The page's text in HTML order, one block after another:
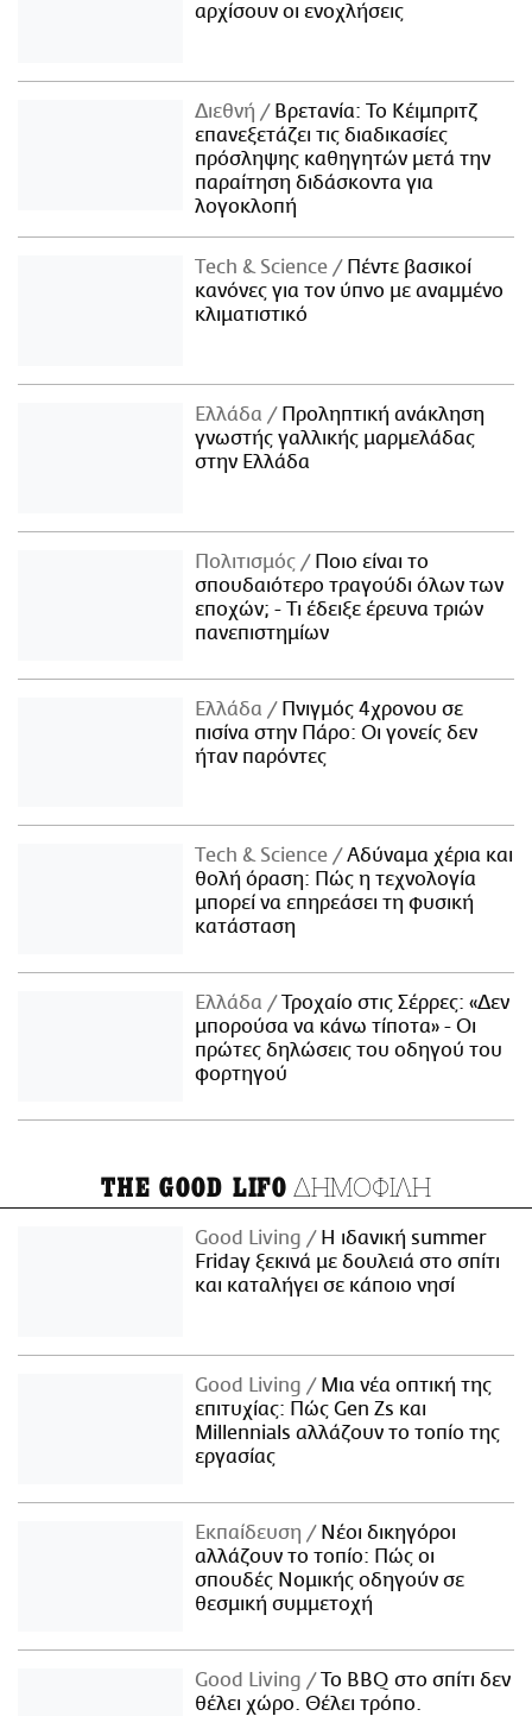
αρχίσουν οι ενοχλήσεις
Διεθνή
Βρετανία: Το Κέιμπριτζ
επανεξετάζει τις διαδικασίες
πρόσληψης καθηγητών μετά την
παραίτηση διδάσκοντα για
λογοκλοπή
Τech & Science
Πέντε βασικοί
κανόνες για τον ύπνο με αναμμένο
κλιματιστικό
Ελλάδα
Προληπτική ανάκληση
γνωστής γαλλικής μαρμελάδας
στην Ελλάδα
Πολιτισμός
Ποιο είναι το
σπουδαιότερο τραγούδι όλων των
εποχών; - Τι έδειξε έρευνα τριών
πανεπιστημίων
Ελλάδα
Πνιγμός 4χρονου σε
πισίνα στην Πάρο: Οι γονείς δεν
ήταν παρόντες
Τech & Science
Αδύναμα χέρια και
θολή όραση: Πώς η τεχνολογία
μπορεί να επηρεάσει τη φυσική
κατάσταση
Ελλάδα
Τροχαίο στις Σέρρες: «Δεν
μπορούσα να κάνω τίποτα» - Οι
πρώτες δηλώσεις του οδηγού του
φορτηγού
THE GOOD LIFO ΔΗΜΟΦΙΛΗ
Good Living
Η ιδανική summer
Friday ξεκινά με δουλειά στο σπίτι
και καταλήγει σε κάποιο νησί
Good Living
Μια νέα οπτική της
επιτυχίας: Πώς Gen Zs και
Millennials αλλάζουν το τοπίο της
εργασίας
Εκπαίδευση
Νέοι δικηγόροι
αλλάζουν το τοπίο: Πώς οι
σπουδές Νομικής οδηγούν σε
θεσμική συμμετοχή
Good Living
Το BBQ στο σπίτι δεν
θέλει χώρο. Θέλει τρόπο.